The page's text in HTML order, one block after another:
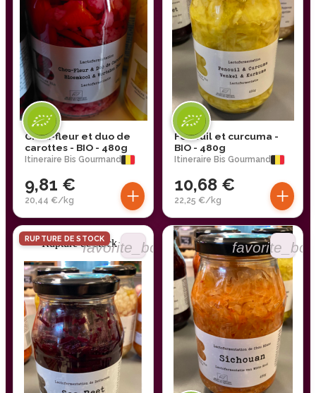
Chou-fleur et duo de
carottes - BIO - 480g
Itineraire Bis Gourmand
9,81 €
20,44 €/kg +
Fenouil et curcuma -
BIO - 480g
Itineraire Bis Gourmand
10,68 €
22,25 €/kg +
favorite_border
RUPTURE DE STOCK
Rupture de stock